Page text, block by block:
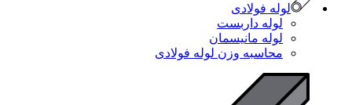
لوله فولادی
لوله داربست
لوله مانیسمان
محاسبه وزن لوله فولادی